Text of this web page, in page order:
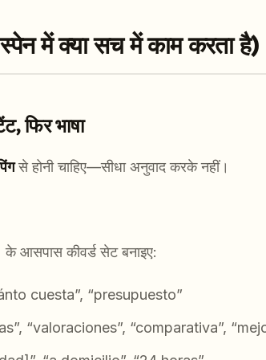
में क्या सच में काम करता है)
फिर भाषा
से होनी चाहिए—सीधा अनुवाद करके नहीं।
आसपास कीवर्ड सेट बनाइए:
cuesta”, “presupuesto”
“valoraciones”, “comparativa”,